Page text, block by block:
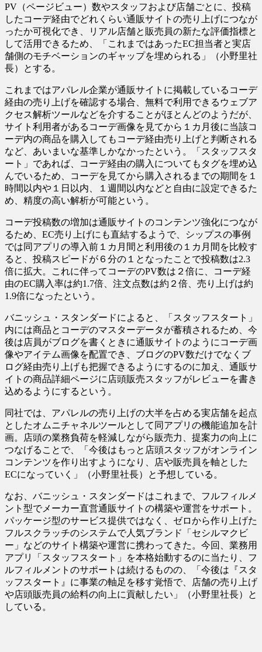
PV（ページビュー）数やスタッフおよび店舗ごとに、投稿
したコーデ経由でどれくらい通販サイトの売り上げにつなが
ったか可視化でき、リアル店舗と販売員の新たな評価指標と
して活用できるため、「これまではあったEC担当者と実店
舗側のモチベーションのギャップを埋められる」（小野里社
長）とする。
これまではアパレル企業が通販サイトに掲載しているコーデ
経由の売り上げを確認する場合、無料で利用できるウェブア
クセス解析ツールなどを介することがほとんどのようだが、
サイト利用者があるコーデ画像を見てから１カ月後に当該コ
ーデ内の商品を購入してもコーデ経由売り上げと判断される
など、あいまいな基準しかなかったという。「スタッフスタ
ート」であれば、コーデ経由の購入についてもタグを埋め込
んでいるため、コーデを見てから購入されるまでの期間を１
時間以内や１日以内、１週間以内などと自由に設定できるた
め、精度の高い解析が可能という。
コーデ投稿数の増加は通販サイトのコンテンツ強化につなが
るため、EC売り上げにも直結するようで、シップスの事例
では同アプリの導入前１カ月間と利用後の１カ月間を比較す
ると、投稿スピードが６分の１となったことで投稿数は2.3
倍に拡大。これに伴ってコーデのPV数は２倍に、コーデ経
由のEC購入率は約1.7倍、注文点数は約２倍、売り上げは約
1.9倍になったという。
バニッシュ・スタンダードによると、「スタッフスタート」
内には商品とコーデのマスターデータが蓄積されるため、今
後は店員がブログを書くときに通販サイトのようにコーデ画
像やアイテム画像を配置でき、ブログのPV数だけでなくブ
ログ経由売り上げも把握できるようにするのに加え、通販サ
イトの商品詳細ページに店頭販売スタッフがレビューを書き
込めるようにするという。
同社では、アパレルの売り上げの大半を占める実店舗を起点
としたオムニチャネルツールとして同アプリの機能追加を計
画。店頭の業務負荷を軽減しながら販売力、提案力の向上に
つなげることで、「今後はもっと店頭スタッフがオンライン
コンテンツを作り出すようになり、店や販売員を軸とした
ECになっていく」（小野里社長）と予想している。
なお、バニッシュ・スタンダードはこれまで、フルフィルメ
ント型でメーカー直営通販サイトの構築や運営をサポート。
パッケージ型のサービス提供ではなく、ゼロから作り上げた
フルスクラッチのシステムで人気ブランド「セシルマクビ
ー」などのサイト構築や運営に携わってきた。今回、業務用
アプリ「スタッフスタート」を本格始動するのに当たり、フ
ルフィルメントのサポートは続けるものの、「今後は『スタ
ッフスタート』に事業の軸足を移す覚悟で、店舗の売り上げ
や店頭販売員の給料の向上に貢献したい」（小野里社長）と
している。